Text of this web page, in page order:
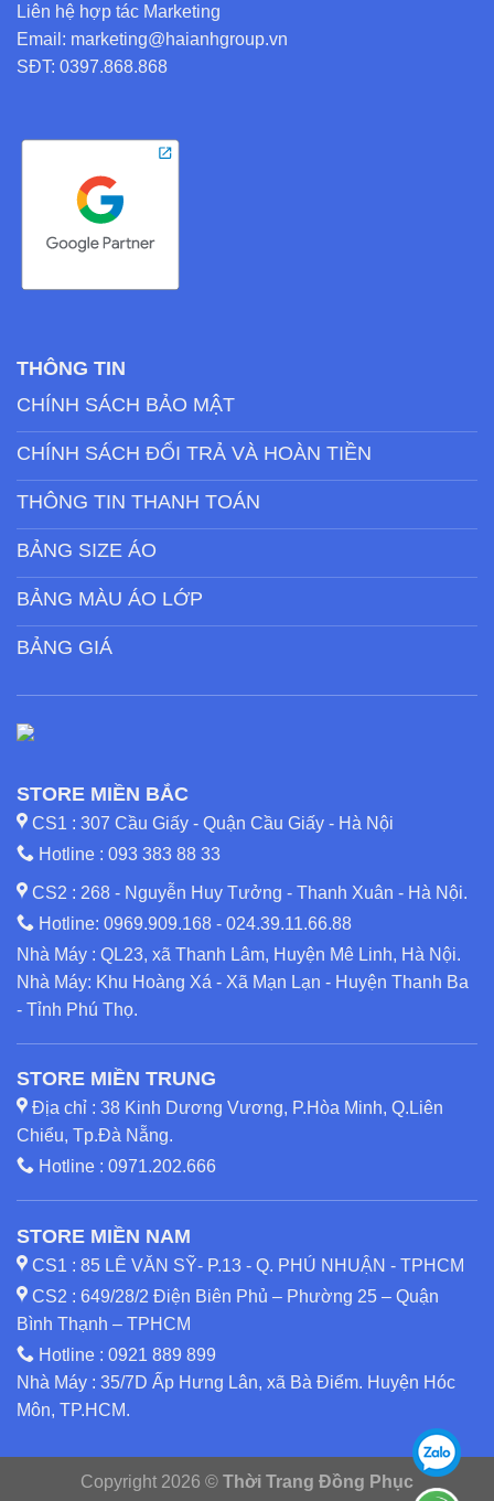
Liên hệ hợp tác Marketing
Email: marketing@haianhgroup.vn
SĐT: 0397.868.868
THÔNG TIN
CHÍNH SÁCH BẢO MẬT
CHÍNH SÁCH ĐỔI TRẢ VÀ HOÀN TIỀN
THÔNG TIN THANH TOÁN
BẢNG SIZE ÁO
BẢNG MÀU ÁO LỚP
BẢNG GIÁ
STORE MIỀN BẮC
CS1 : 307 Cầu Giấy - Quận Cầu Giấy - Hà Nội
Hotline : 093 383 88 33
CS2 : 268 - Nguyễn Huy Tưởng - Thanh Xuân - Hà Nội.
Hotline: 0969.909.168 - 024.39.11.66.88
Nhà Máy : QL23, xã Thanh Lâm, Huyện Mê Linh, Hà Nội.
Nhà Máy: Khu Hoàng Xá - Xã Mạn Lạn - Huyện Thanh Ba
- Tỉnh Phú Thọ.
STORE MIỀN TRUNG
Địa chỉ : 38 Kinh Dương Vương, P.Hòa Minh, Q.Liên
Chiểu, Tp.Đà Nẵng.
Hotline : 0971.202.666
STORE MIỀN NAM
CS1 : 85 LÊ VĂN SỸ- P.13 - Q. PHÚ NHUẬN - TPHCM
CS2 : 649/28/2 Điện Biên Phủ – Phường 25 – Quận
Bình Thạnh – TPHCM
Hotline : 0921 889 899
Nhà Máy : 35/7D Ấp Hưng Lân, xã Bà Điểm. Huyện Hóc
Môn, TP.HCM.
Copyright 2026 © Thời Trang Đồng Phục